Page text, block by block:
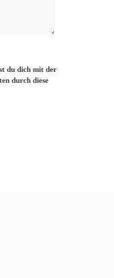
du dich mit der
durch diese